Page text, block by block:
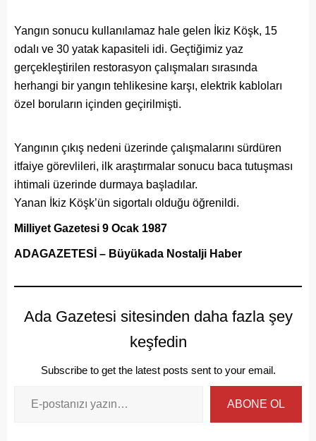
Yangın sonucu kullanılamaz hale gelen İkiz Köşk, 15
odalı ve 30 yatak kapasiteli idi. Geçtiğimiz yaz
gerçekleştirilen restorasyon çalışmaları sırasında
herhangi bir yangın tehlikesine karşı, elektrik kabloları
özel boruların içinden geçirilmişti.
Yangının çıkış nedeni üzerinde çalışmalarını sürdüren
itfaiye görevlileri, ilk araştırmalar sonucu baca tutuşması
ihtimali üzerinde durmaya başladılar.
Yanan İkiz Köşk’ün sigortalı olduğu öğrenildi.
Milliyet Gazetesi 9 Ocak 1987
ADAGAZETESİ – Büyükada Nostalji Haber
Ada Gazetesi sitesinden daha fazla şey
keşfedin
Subscribe to get the latest posts sent to your email.
ABONE OL